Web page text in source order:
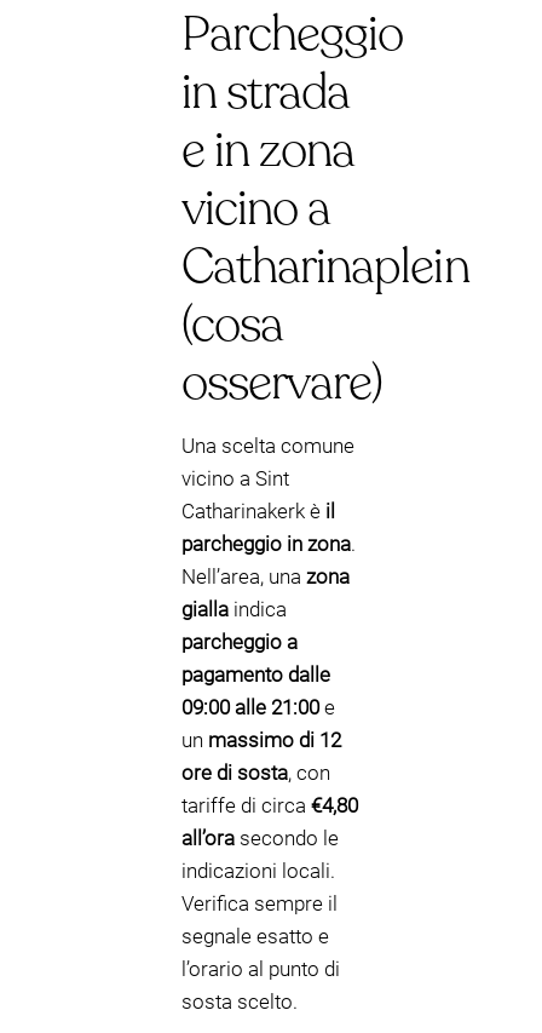
Parcheggio
in strada
e in zona
vicino a
Catharinaplein
(cosa
osservare)
Una scelta comune
vicino a Sint
Catharinakerk è il
parcheggio in zona.
Nell’area, una zona
gialla indica
parcheggio a
pagamento dalle
09:00 alle 21:00e
un massimo di 12
ore di sosta, con
tariffe di circa €4,80
all’ora secondo le
indicazioni locali.
Verifica sempre il
segnale esatto e
l’orario al punto di
sosta scelto.